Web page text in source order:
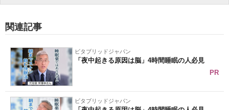
関連記事
ビタブリッドジャパン
「夜中起きる原因は脳」4時間睡眠の人必見
PR
ビタブリッドジャパン